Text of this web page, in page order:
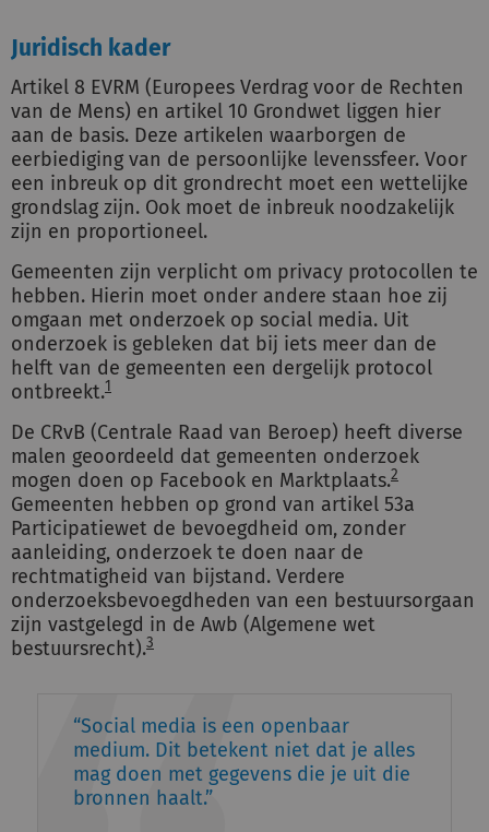
Juridisch kader
Artikel 8 EVRM (Europees Verdrag voor de Rechten
van de Mens) en artikel 10 Grondwet liggen hier
aan de basis. Deze artikelen waarborgen de
eerbiediging van de persoonlijke levenssfeer. Voor
een inbreuk op dit grondrecht moet een wettelijke
grondslag zijn. Ook moet de inbreuk noodzakelijk
zijn en proportioneel.
Gemeenten zijn verplicht om privacy protocollen te
hebben. Hierin moet onder andere staan hoe zij
omgaan met onderzoek op social media. Uit
onderzoek is gebleken dat bij iets meer dan de
helft van de gemeenten een dergelijk protocol
ontbreekt.1
De CRvB (Centrale Raad van Beroep) heeft diverse
malen geoordeeld dat gemeenten onderzoek
mogen doen op Facebook en Marktplaats.2
Gemeenten hebben op grond van artikel 53a
Participatiewet de bevoegdheid om, zonder
aanleiding, onderzoek te doen naar de
rechtmatigheid van bijstand. Verdere
onderzoeksbevoegdheden van een bestuursorgaan
zijn vastgelegd in de Awb (Algemene wet
bestuursrecht).3
Social media is een openbaar
medium. Dit betekent niet dat je alles
mag doen met gegevens die je uit die
bronnen haalt.